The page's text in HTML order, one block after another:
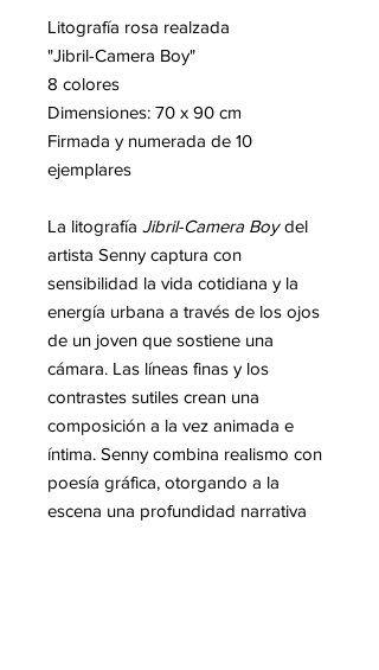
Litografía rosa realzada
"Jibril-Camera Boy"
8 colores
Dimensiones: 70 x 90 cm
Firmada y numerada de 10
ejemplares
La litografía Jibril-Camera Boydel
artista Senny captura con
sensibilidad la vida cotidiana y la
energía urbana a través de los ojos
de un joven que sostiene una
cámara. Las líneas finas y los
contrastes sutiles crean una
composición a la vez animada e
íntima. Senny combina realismo con
poesía gráfica, otorgando a la
escena una profundidad narrativa